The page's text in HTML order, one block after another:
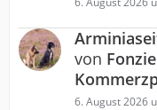
von Fonzie
6. August 2026